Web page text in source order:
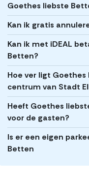
Goethes liebste
Kan ik gratis
Kan ik met iDEAL
Betten?
Hoe ver ligt
centrum van Stadt
Heeft Goethes
voor de gasten?
Is er een eigen
Betten